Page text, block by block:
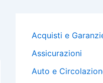
Acquisti e
Assicurazioni
Auto e